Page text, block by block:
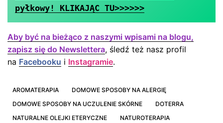
pyłkowy! KLIKAJĄC TU>>>>>>
Aby być na bieżąco z naszymi wpisami na blogu,
zapisz się do Newslettera, śledź też nasz profil
na Facebooku i Instagramie.
AROMATERAPIA
DOMOWE SPOSOBY NA ALERGIĘ
DOMOWE SPOSOBY NA UCZULENIE SKÓRNE
DOTERRA
NATURALNE OLEJKI ETERYCZNE
NATUROTERAPIA